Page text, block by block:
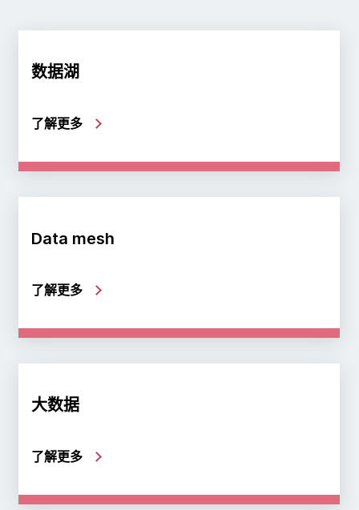
数据湖
了解更多
Data mesh
了解更多
大数据
了解更多